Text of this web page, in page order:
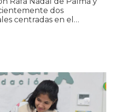
dos
centradas en el…